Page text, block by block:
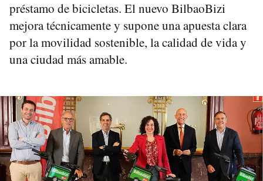
préstamo de bicicletas. El nuevo BilbaoBizi
mejora técnicamente y supone una apuesta clara
por la movilidad sostenible, la calidad de vida y
una ciudad más amable.